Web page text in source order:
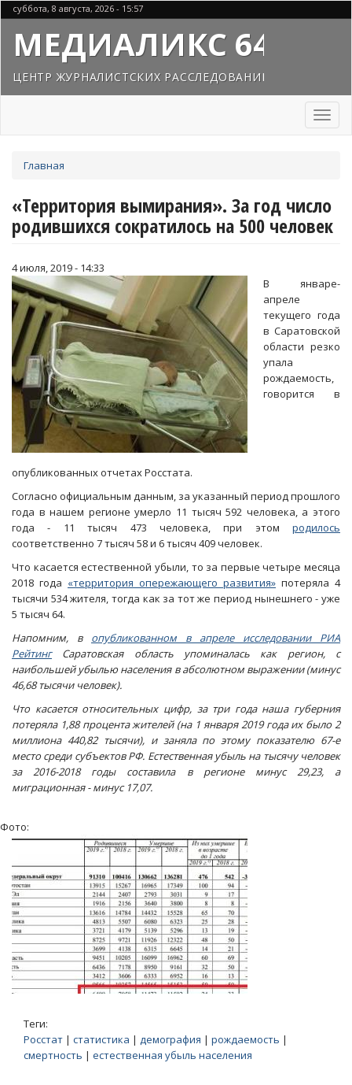
Перейти
к
основному
содержанию
суббота, 8 августа, 2026 - 15:57
МЕДИАЛИКС 64
ЦЕНТР ЖУРНАЛИСТСКИХ РАССЛЕДОВАНИЙ
Toggle
здесь
Главная
«Территория вымирания». За год число
родившихся сократилось на 500 человек
4 июля, 2019 - 14:33
В январе-
апреле
текущего года
в Саратовской
области резко
упала
рождаемость,
говорится в
опубликованных отчетах Росстата.
Согласно официальным данным, за указанный период прошлого
года в нашем регионе умерло 11 тысяч 592 человека, а этого
года - 11 тысяч 473 человека, при этом родилось
соответственно 7 тысяч 58 и 6 тысяч 409 человек.
Что касается естественной убыли, то за первые четыре месяца
2018 года «территория опережающего развития» потеряла 4
тысячи 534 жителя, тогда как за тот же период нынешнего - уже
5 тысяч 64.
Напомним, в опубликованном в апреле исследовании РИА
РейтингСаратовская область упоминалась как регион, с
наибольшей убылью населения в абсолютном выражении (минус
46,68 тысячи человек).
Что касается относительных цифр, за три года наша губерния
потеряла 1,88 процента жителей (на 1 января 2019 года их было 2
миллиона 440,82 тысячи), и заняла по этому показателю 67-е
место среди субъектов РФ. Естественная убыль на тысячу человек
за 2016-2018 годы составила в регионе минус 29,23, а
миграционная - минус 17,07.
Фото:
Теги:
Росстат | статистика | демография | рождаемость |
смертность | естественная убыль населения